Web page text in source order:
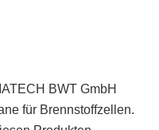
BWT GmbH
für Brennstoffzellen.